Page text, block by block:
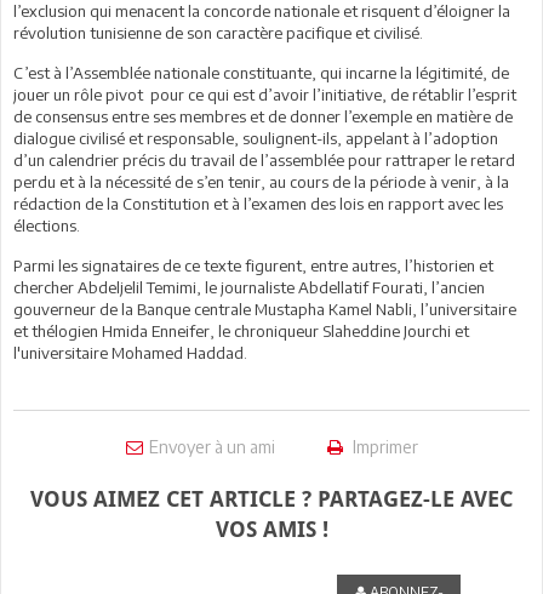
l’exclusion qui menacent la concorde nationale et risquent d’éloigner la
révolution tunisienne de son caractère pacifique et civilisé.
C’est à l’Assemblée nationale constituante, qui incarne la légitimité, de
jouer un rôle pivot pour ce qui est d’avoir l’initiative, de rétablir l’esprit
de consensus entre ses membres et de donner l’exemple en matière de
dialogue civilisé et responsable, soulignent-ils, appelant à l’adoption
d’un calendrier précis du travail de l’assemblée pour rattraper le retard
perdu et à la nécessité de s’en tenir, au cours de la période à venir, à la
rédaction de la Constitution et à l’examen des lois en rapport avec les
élections.
Parmi les signataires de ce texte figurent, entre autres, l’historien et
chercher Abdeljelil Temimi, le journaliste Abdellatif Fourati, l’ancien
gouverneur de la Banque centrale Mustapha Kamel Nabli, l’universitaire
et thélogien Hmida Enneifer, le chroniqueur Slaheddine Jourchi et
l'universitaire Mohamed Haddad.
Envoyer à un ami Imprimer
VOUS AIMEZ CET ARTICLE ? PARTAGEZ-LE AVEC
VOS AMIS !